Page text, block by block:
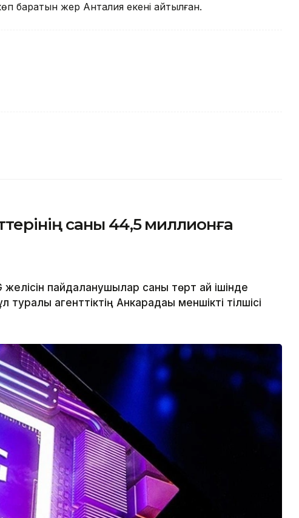
баратын жер Анталия екені айтылған.
саны 44,5 миллионға
пайдаланушылар саны төрт ай ішінде
агенттіктің Анкарадағы меншікті тілшісі